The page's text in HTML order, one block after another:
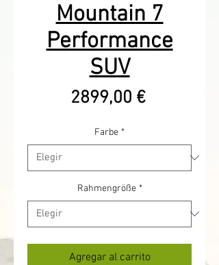
Mountain 7
Performance
SUV
2899,00 €Precio
Farbe *
Rahmengröße *
Agregar al carrito